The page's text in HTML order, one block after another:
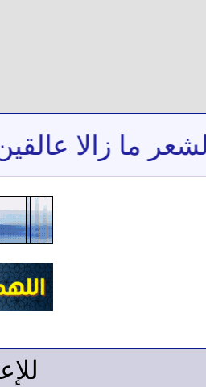
ما زالا عالقين